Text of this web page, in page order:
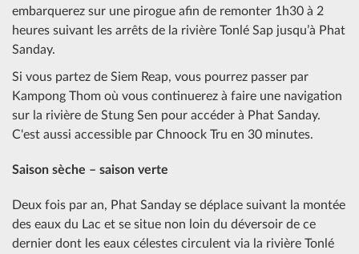
embarquerez sur une pirogue afin de remonter 1h30 à 2
heures suivant les arrêts de la rivière Tonlé Sap jusqu’à Phat
Sanday.
Si vous partez de Siem Reap, vous pourrez passer par
Kampong Thom où vous continuerez à faire une navigation
sur la rivière de Stung Sen pour accéder à Phat Sanday.
C'est aussi accessible par Chnoock Tru en 30 minutes.
Saison sèche – saison verte
Deux fois par an, Phat Sanday se déplace suivant la montée
des eaux du Lac et se situe non loin du déversoir de ce
dernier dont les eaux célestes circulent via la rivière Tonlé